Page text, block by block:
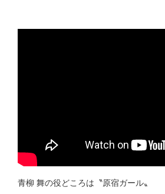
青柳 舞の役どころは〝原宿ガール〟